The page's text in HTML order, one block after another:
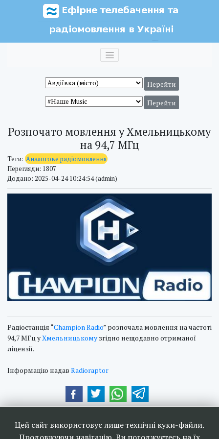
Розпочато мовлення у Хмельницькому
на 94,7 МГц
Теги: Аналогове радіомовлення
Перегляди: 1807
Додано: 2025-04-24 10:24:54 (admin)
Радіостанція “Champion Radio” розпочала мовлення на частоті
94,7 МГц уХмельницькому згідно нещодавно отриманої
ліцензії.
Інформацію надав Radioraptor
Цей сайт використовує лише технічні куки-файли.